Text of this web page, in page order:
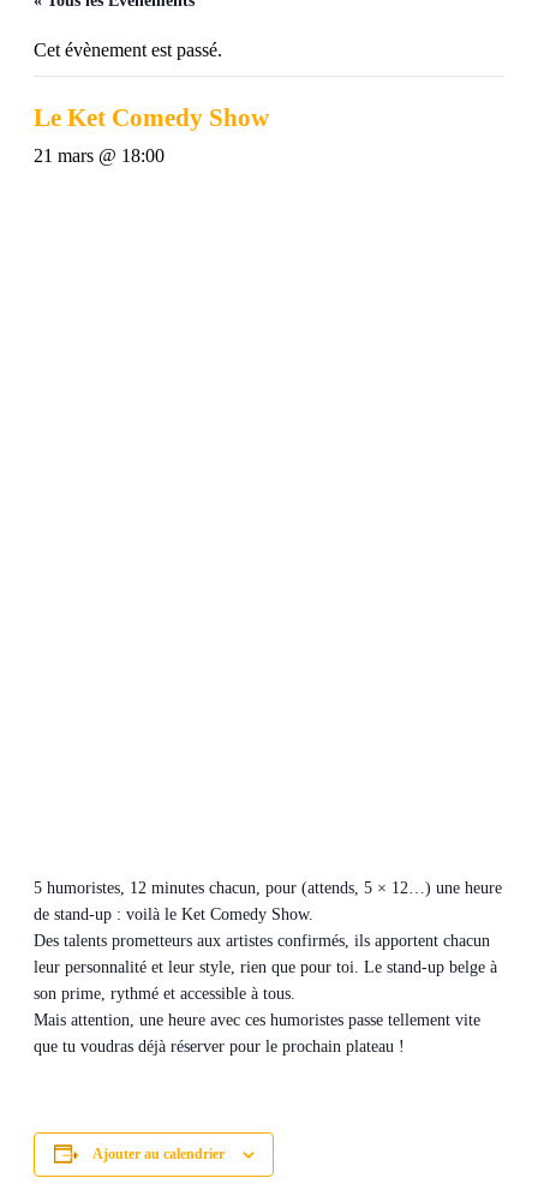
Cet évènement est passé.
Le Ket Comedy Show
21 mars @ 18:00
5 humoristes, 12 minutes chacun, pour (attends, 5 × 12…) une heure
de stand-up : voilà le Ket Comedy Show.
Des talents prometteurs aux artistes confirmés, ils apportent chacun
leur personnalité et leur style, rien que pour toi. Le stand-up belge à
son prime, rythmé et accessible à tous.
Mais attention, une heure avec ces humoristes passe tellement vite
que tu voudras déjà réserver pour le prochain plateau !
Ajouter au calendrier